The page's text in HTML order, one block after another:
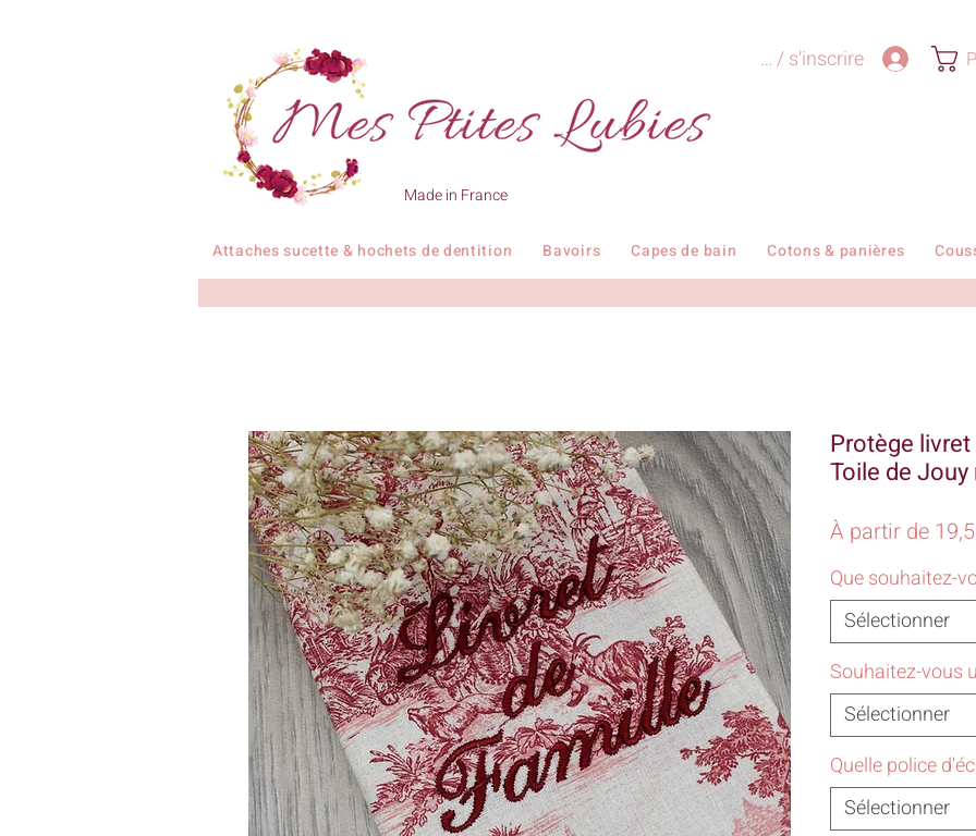
Made in France
Se connecter / s'inscrire
Attaches sucette & hochets de dentition Bavoirs Capes de bain Cotons & panières
Protège
Toile de Jouy
À partir de
Que souhaitez-
Sélectionner
Souhaitez-vous
Sélectionner
Quelle police
Sélectionner